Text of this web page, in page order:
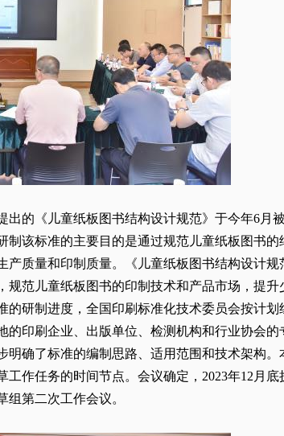
的《儿童纸板图书结构设计规范》于今年6月
制该标准的主要目的是通过规范儿童纸板图书的
质量和印制质量。《儿童纸板图书结构设计规
范儿童纸板图书的印制技术和产品市场，提升
研制进度，全国印刷标准化技术委员会按计划
印刷企业、出版单位、检测机构和行业协会的
确了标准的编制思路、适用范围和技术架构。
作任务的时间节点。会议确定，2023年12月底
第二次工作会议。